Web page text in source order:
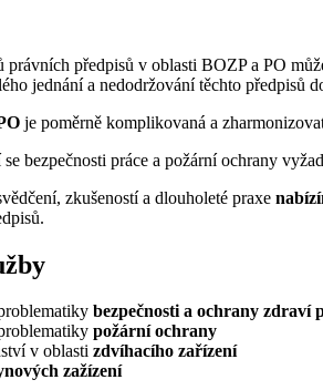
právních předpisů v oblasti BOZP a PO
jednání a nedodržování těchto
je poměrně komplikovaná a
bezpečnosti práce a požární ochrany
zkušeností a dlouholeté praxe
bezpečnosti a ochrany zdraví
požární ochrany
v oblasti zdvíhacího zařízení
zažízení